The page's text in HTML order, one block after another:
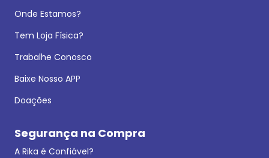
Onde Estamos?
Tem Loja Física?
Trabalhe Conosco
Baixe Nosso APP
Doações
Segurança na Compra
A Rika é Confiável?